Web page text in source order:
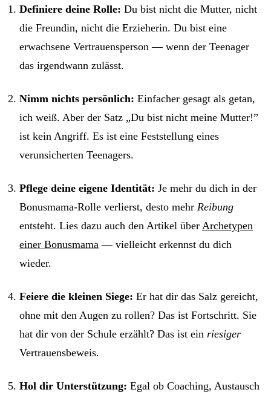
Definiere deine Rolle: Du bist nicht die Mutter, nicht
die Freundin, nicht die Erzieherin. Du bist eine
erwachsene Vertrauensperson — wenn der Teenager
das irgendwann zulässt.
Nimm nichts persönlich: Einfacher gesagt als getan,
ich weiß. Aber der Satz „Du bist nicht meine Mutter!”
ist kein Angriff. Es ist eine Feststellung eines
verunsicherten Teenagers.
Pflege deine eigene Identität: Je mehr du dich in der
Bonusmama-Rolle verlierst, desto mehr Reibung
entsteht. Lies dazu auch den Artikel über Archetypen
einer Bonusmama — vielleicht erkennst du dich
wieder.
Feiere die kleinen Siege: Er hat dir das Salz gereicht,
ohne mit den Augen zu rollen? Das ist Fortschritt. Sie
hat dir von der Schule erzählt? Das ist ein riesiger
Vertrauensbeweis.
Hol dir Unterstützung: Egal ob Coaching, Austausch